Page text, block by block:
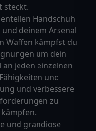
steckt.
Handschuh
deinem Arsenal
Waffen kämpfst du
um dein
an jeden einzelnen
und
und verbessere
zu
und grandiose